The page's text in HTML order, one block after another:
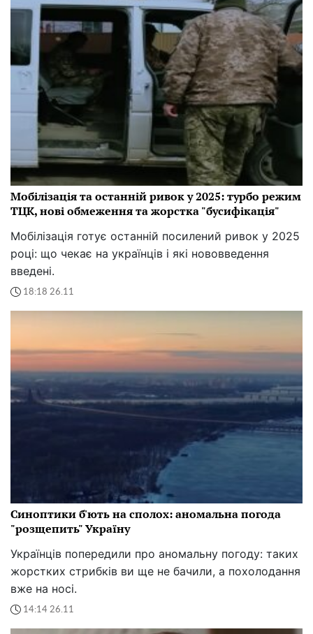
Мобілізація та останній ривок у 2025: турбо режим
ТЦК, нові обмеження та жорстка "бусифікація"
Мобілізація готує останній посилений ривок у 2025
році: що чекає на українців і які нововведення
введені.
18:18 26.11
Синоптики б'ють на сполох: аномальна погода
"розщепить" Україну
Українців попередили про аномальну погоду: таких
жорстких стрибків ви ще не бачили, а похолодання
вже на носі.
14:14 26.11